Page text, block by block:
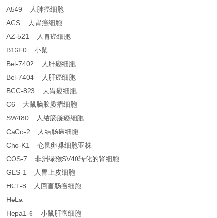
A549 人肺癌细胞
AGS 人胃癌细胞
AZ-521 人胃癌细胞
B16F0 小鼠
Bel-7402 人肝癌细胞
Bel-7404 人肝癌细胞
BGC-823 人胃癌细胞
C6 大鼠脑胶质瘤细胞
SW480 人结肠腺癌细胞
CaCo-2 人结肠癌细胞
Cho-K1 仓鼠卵巢细胞亚株
COS-7 非洲绿猴SV40转化的肾细胞
GES-1 人胃上皮细胞
HCT-8 人回盲肠癌细胞
HeLa
Hepa1-6 小鼠肝癌细胞